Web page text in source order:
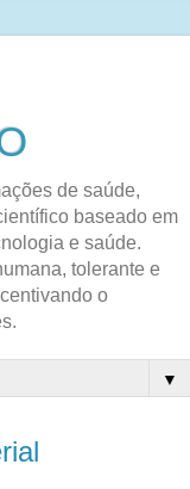
de saúde,
baseado em
e saúde.
tolerante e
o
▼